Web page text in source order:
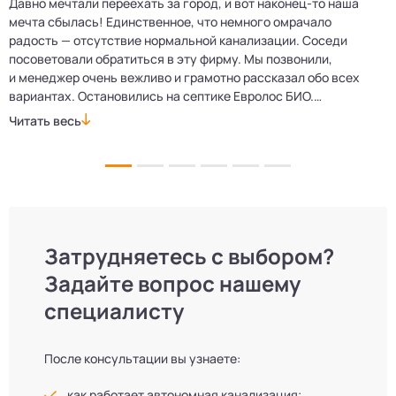
мечта сбылась! Единственное, что немного омрачало
радость — отсутствие нормальной канализации. Соседи
посоветовали обратиться в эту фирму. Мы позвонили,
и менеджер очень вежливо и грамотно рассказал обо всех
вариантах. Остановились на септике Евролос БИО.
Монтажники приехали вовремя, установили всё быстро
Читать весь
Затрудняетесь с выбором?
Задайте вопрос нашему
специалисту
После консультации вы узнаете: